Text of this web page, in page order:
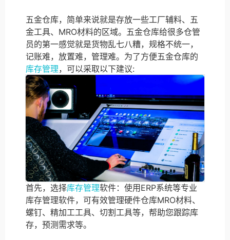
五金仓库，简单来说就是存放一些工厂辅料、五
金工具、MRO材料的区域。五金仓库给很多仓管
员的第一感觉就是货物乱七八糟，规格不统一，
记账难，放置难，管理难。为了方便五金仓库的
库存管理，可以采取以下建议:
首先，选择库存管理软件：使用ERP系统等专业
库存管理软件，可有效管理硬件仓库MRO材料、
螺钉、精加工工具、切割工具等，帮助您跟踪库
存，预测需求等。